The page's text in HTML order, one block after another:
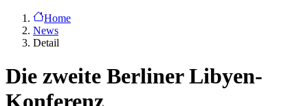
Home
News
Detail
Die zweite Berliner Libyen-